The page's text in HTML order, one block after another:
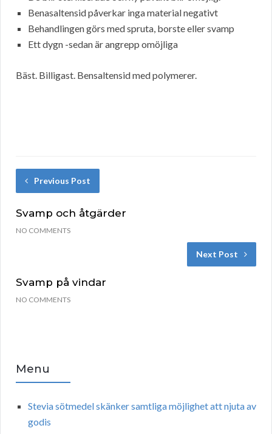
Benasaltensid påverkar inga material negativt
Behandlingen görs med spruta, borste eller svamp
Ett dygn -sedan är angrepp omöjliga
Bäst. Billigast. Bensaltensid med polymerer.
Previous Post
Svamp och åtgärder
NO COMMENTS
Next Post
Svamp på vindar
NO COMMENTS
Menu
Stevia sötmedel skänker samtliga möjlighet att njuta av
godis